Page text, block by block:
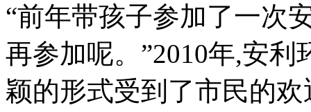
“前年带孩子参加了一次
再参加呢。”2010年,安
颖的形式受到了市民的